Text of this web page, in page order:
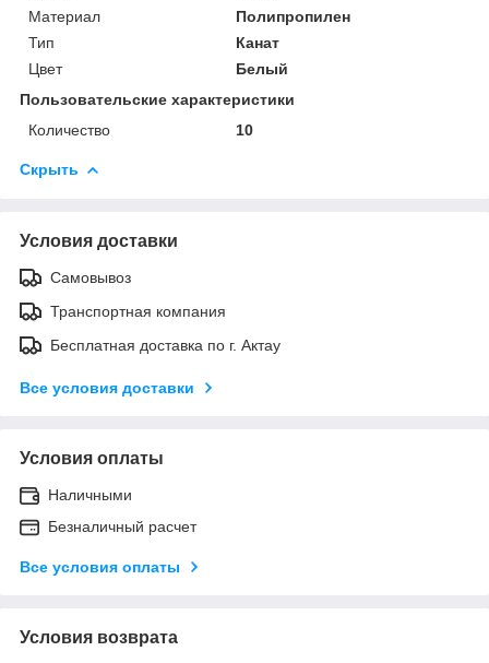
Материал
Полипропилен
Тип
Канат
Цвет
Белый
Пользовательские характеристики
Количество
10
Скрыть
Условия доставки
Самовывоз
Транспортная компания
Бесплатная доставка по г. Актау
Все условия доставки
Условия оплаты
Наличными
Безналичный расчет
Все условия оплаты
Условия возврата